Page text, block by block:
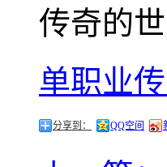
传奇的
单职业
分享到： QQ空间